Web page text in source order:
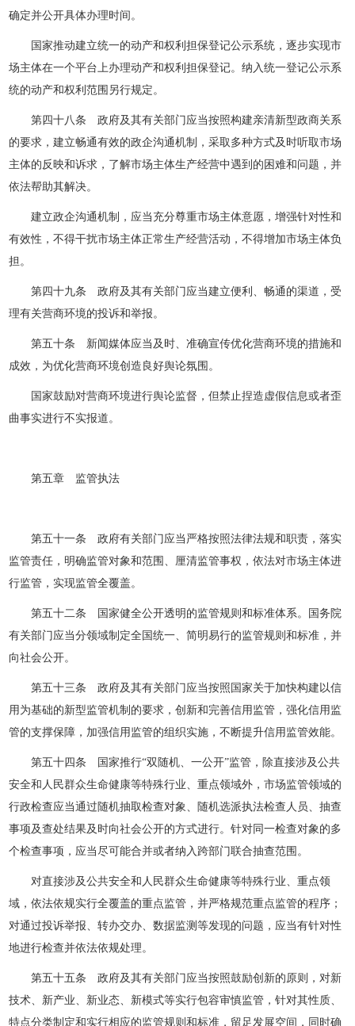
确定并公开具体办理时间。
国家推动建立统一的动产和权利担保登记公示系统，逐步实现市
场主体在一个平台上办理动产和权利担保登记。纳入统一登记公示系
统的动产和权利范围另行规定。
第四十八条 政府及其有关部门应当按照构建亲清新型政商关系
的要求，建立畅通有效的政企沟通机制，采取多种方式及时听取市场
主体的反映和诉求，了解市场主体生产经营中遇到的困难和问题，并
依法帮助其解决。
建立政企沟通机制，应当充分尊重市场主体意愿，增强针对性和
有效性，不得干扰市场主体正常生产经营活动，不得增加市场主体负
担。
第四十九条 政府及其有关部门应当建立便利、畅通的渠道，受
理有关营商环境的投诉和举报。
第五十条 新闻媒体应当及时、准确宣传优化营商环境的措施和
成效，为优化营商环境创造良好舆论氛围。
国家鼓励对营商环境进行舆论监督，但禁止捏造虚假信息或者歪
曲事实进行不实报道。
第五章 监管执法
第五十一条 政府有关部门应当严格按照法律法规和职责，落实
监管责任，明确监管对象和范围、厘清监管事权，依法对市场主体进
行监管，实现监管全覆盖。
第五十二条 国家健全公开透明的监管规则和标准体系。国务院
有关部门应当分领域制定全国统一、简明易行的监管规则和标准，并
向社会公开。
第五十三条 政府及其有关部门应当按照国家关于加快构建以信
用为基础的新型监管机制的要求，创新和完善信用监管，强化信用监
管的支撑保障，加强信用监管的组织实施，不断提升信用监管效能。
第五十四条 国家推行“双随机、一公开”监管，除直接涉及公共
安全和人民群众生命健康等特殊行业、重点领域外，市场监管领域的
行政检查应当通过随机抽取检查对象、随机选派执法检查人员、抽查
事项及查处结果及时向社会公开的方式进行。针对同一检查对象的多
个检查事项，应当尽可能合并或者纳入跨部门联合抽查范围。
对直接涉及公共安全和人民群众生命健康等特殊行业、重点领
域，依法依规实行全覆盖的重点监管，并严格规范重点监管的程序；
对通过投诉举报、转办交办、数据监测等发现的问题，应当有针对性
地进行检查并依法依规处理。
第五十五条 政府及其有关部门应当按照鼓励创新的原则，对新
技术、新产业、新业态、新模式等实行包容审慎监管，针对其性质、
特点分类制定和实行相应的监管规则和标准，留足发展空间，同时确